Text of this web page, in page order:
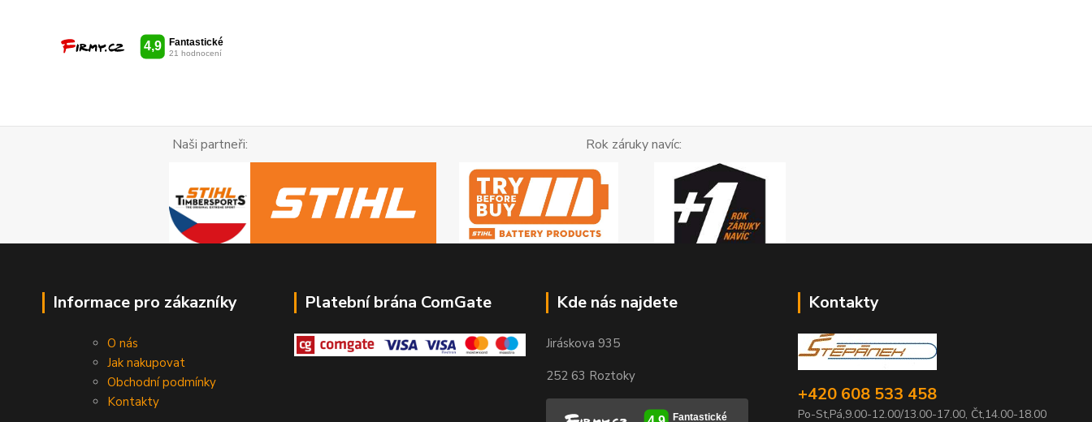
Naši partneři: Rok záruky navíc:
Informace pro zákazníky
O nás
Jak nakupovat
Obchodní podmínky
Kontakty
Platební brána ComGate Kde nás najdete
Jiráskova 935
252 63 Roztoky
Kontakty
+420 608 533 458
Po-St,Pá,9.00-12.00/13.00-17.00, Čt,14.00-18.00